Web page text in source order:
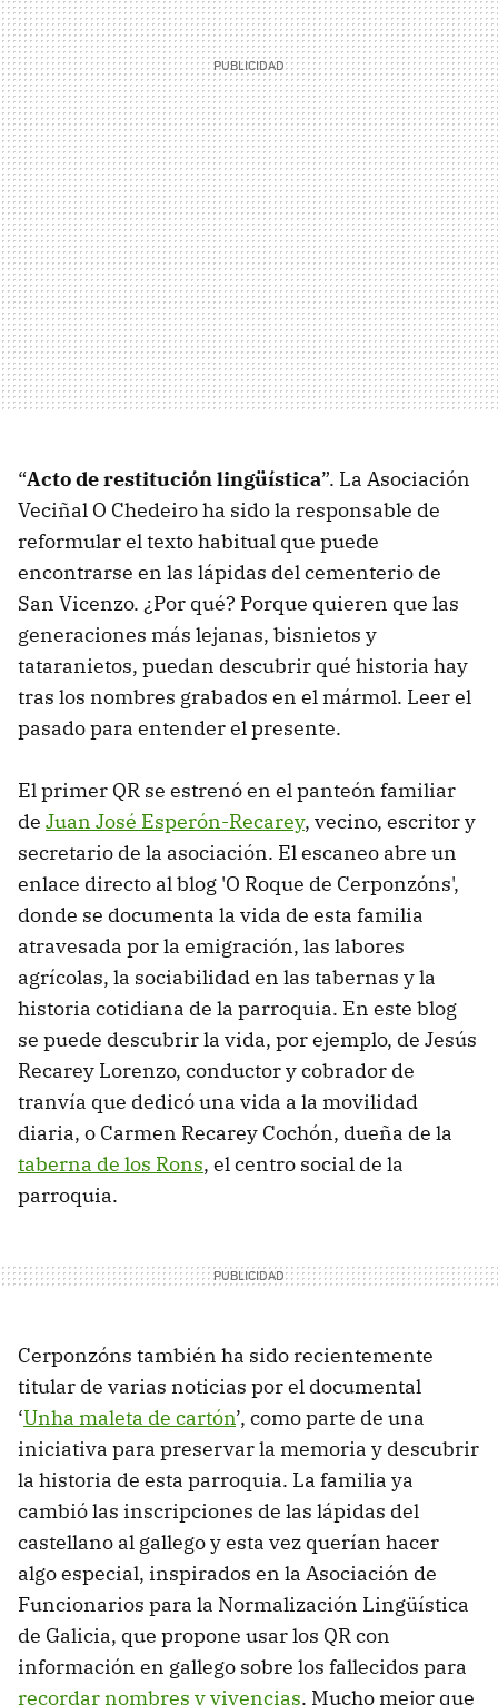
“Acto de restitución lingüística”. La Asociación
Veciñal O Chedeiro ha sido la responsable de
reformular el texto habitual que puede
encontrarse en las lápidas del cementerio de
San Vicenzo. ¿Por qué? Porque quieren que las
generaciones más lejanas, bisnietos y
tataranietos, puedan descubrir qué historia hay
tras los nombres grabados en el mármol. Leer el
pasado para entender el presente.
El primer QR se estrenó en el panteón familiar
de Juan José Esperón-Recarey, vecino, escritor y
secretario de la asociación. El escaneo abre un
enlace directo al blog 'O Roque de Cerponzóns',
donde se documenta la vida de esta familia
atravesada por la emigración, las labores
agrícolas, la sociabilidad en las tabernas y la
historia cotidiana de la parroquia. En este blog
se puede descubrir la vida, por ejemplo, de Jesús
Recarey Lorenzo, conductor y cobrador de
tranvía que dedicó una vida a la movilidad
diaria, o Carmen Recarey Cochón, dueña de la
taberna de los Rons, el centro social de la
parroquia.
Cerponzóns también ha sido recientemente
titular de varias noticias por el documental
‘Unha maleta de cartón’, como parte de una
iniciativa para preservar la memoria y descubrir
la historia de esta parroquia. La familia ya
cambió las inscripciones de las lápidas del
castellano al gallego y esta vez querían hacer
algo especial, inspirados en la Asociación de
Funcionarios para la Normalización Lingüística
de Galicia, que propone usar los QR con
información en gallego sobre los fallecidos para
recordar nombres y vivencias. Mucho mejor que